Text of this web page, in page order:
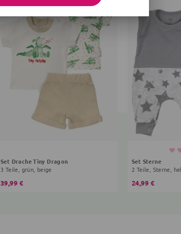
Set Drache Tiny Dragon
3 Teile, grün, beige
39,99 €
Set Sterne
2 Teile, Sterne,
24,99 €